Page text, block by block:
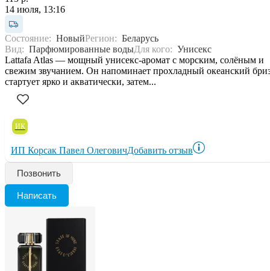
14 июля, 13:16
Состояние: НовыйРегион: Беларусь
Вид: Парфюмированные водыДля кого: Унисекс
Lattafa Atlas — мощный унисекс-аромат с морским, солёным и
свежим звучанием. Он напоминает прохладный океанский
стартует ярко и акватически, затем...
ИК
ИП Корсак Павел ОлеговичДобавить отзыв
Позвонить
Написать